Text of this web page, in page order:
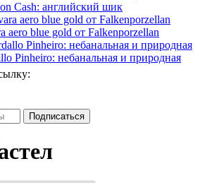
Cash: английский шик
aero blue gold от Falkenporzellan
Pinheiro: небанальная и природная